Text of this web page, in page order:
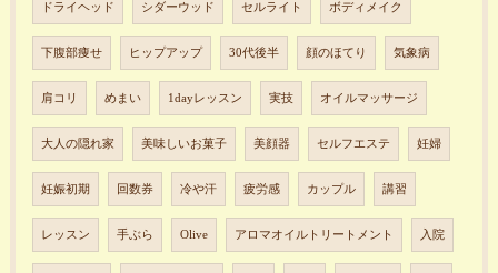
ドライヘッド シダーウッド セルライト ボディメイク
下腹部痩せ ヒップアップ 30代後半 顔のほてり 気象病
肩コリ めまい 1dayレッスン 実技 オイルマッサージ
大人の隠れ家 美味しいお菓子 美顔器 セルフエステ 妊婦
妊娠初期 回数券 冷や汗 疲労感 カップル 講習
レッスン 手ぶら Olive アロマオイルトリートメント 入院